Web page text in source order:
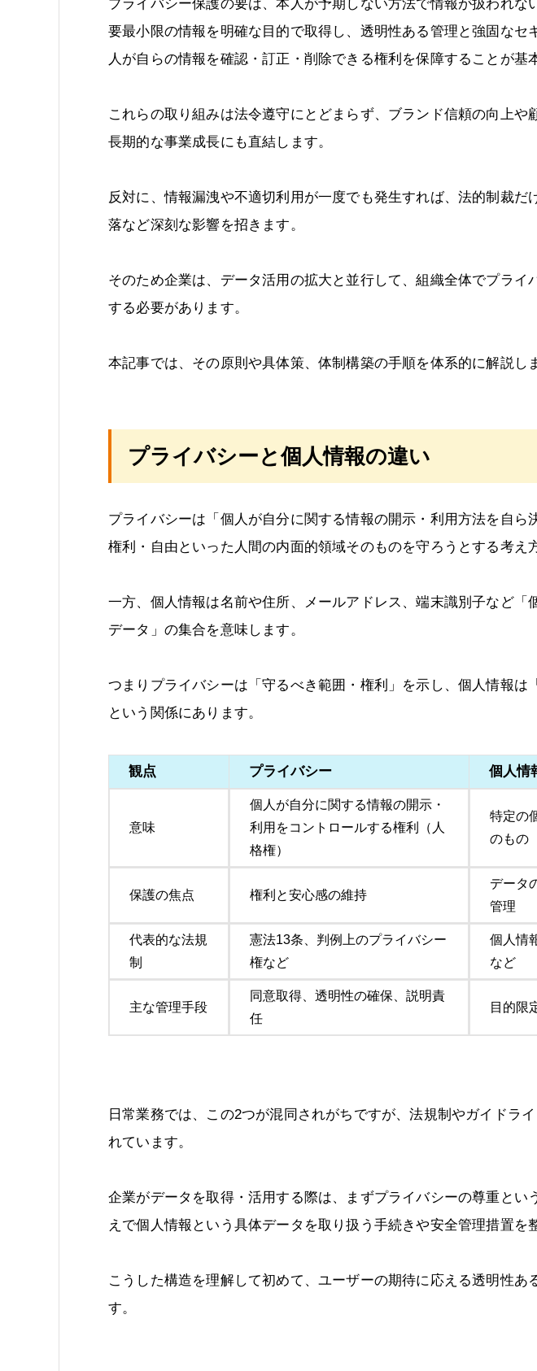
プライバシー保護の要は、本人が予期しない方法で情報が扱われな
要最小限の情報を明確な目的で取得し、透明性ある管理と強固なセ
人が自らの情報を確認・訂正・削除できる権利を保障することが基
これらの取り組みは法令遵守にとどまらず、ブランド信頼の向上や
長期的な事業成長にも直結します。
反対に、情報漏洩や不適切利用が一度でも発生すれば、法的制裁だ
落など深刻な影響を招きます。
そのため企業は、データ活用の拡大と並行して、組織全体でプライ
する必要があります。
本記事では、その原則や具体策、体制構築の手順を体系的に解説し
プライバシーと個人情報の違い
プライバシーは「個人が自分に関する情報の開示・利用方法を自ら
権利・自由といった人間の内面的領域そのものを守ろうとする考え
一方、個人情報は名前や住所、メールアドレス、端末識別子など「
データ」の集合を意味します。
つまりプライバシーは「守るべき範囲・権利」を示し、個人情報は
という関係にあります。
観点 プライバシー 個人情
意味
個人が自分に関する情報の開示・
利用をコントロールする権利（人
格権）
特定の
のもの
保護の焦点 権利と安心感の維持
データ
管理
代表的な法規
制
憲法13条、判例上のプライバシー
権など
個人情
など
主な管理手段
同意取得、透明性の確保、説明責
任
目的限
日常業務では、この2つが混同されがちですが、法規制やガイドラ
れています。
企業がデータを取得・活用する際は、まずプライバシーの尊重とい
えで個人情報という具体データを取り扱う手続きや安全管理措置を
こうした構造を理解して初めて、ユーザーの期待に応える透明性あ
す。